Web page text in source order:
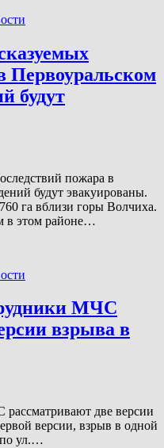
Первоуральском
будут
пожара в
будут эвакуированы.
га вблизи горы Волчиха.
в этом районе…
МЧС
взрыва в
две версии
версии, взрыв в одной
по ул.…